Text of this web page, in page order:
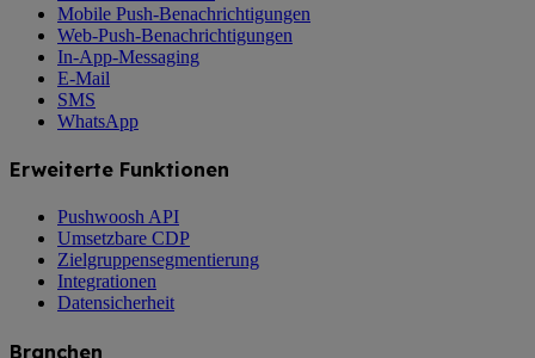
Mobile Push-Benachrichtigungen
Web-Push-Benachrichtigungen
In-App-Messaging
E-Mail
SMS
WhatsApp
Erweiterte Funktionen
Pushwoosh API
Umsetzbare CDP
Zielgruppensegmentierung
Integrationen
Datensicherheit
Branchen